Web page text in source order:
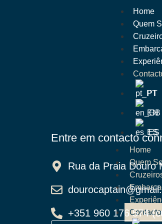
Home
Quem
PT
EN
ES
Home
Quem
Entre em contacto
Rua da Praia Douro
+351 960 176 574